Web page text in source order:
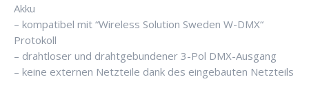
Akku
– kompatibel mit “Wireless Solution Sweden W-DMX“
Protokoll
– drahtloser und drahtgebundener 3-Pol DMX-Ausgang
– keine externen Netzteile dank des eingebauten Netzteils